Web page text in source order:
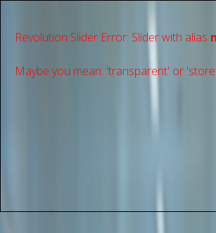
Revolution Slider Error: Slider with alias
Maybe you mean: 'transparent' or